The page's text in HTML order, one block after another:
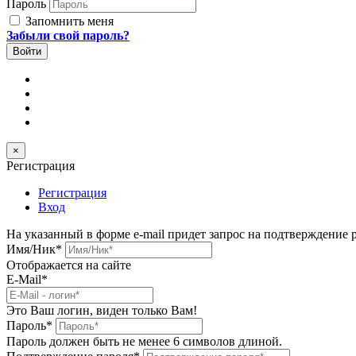
Пароль
Запомнить меня
Забыли свой пароль?
×
Регистрация
Регистрация
Вход
На указанный в форме e-mail придет запрос на подтверждение
Имя/Ник*
Отображается на сайте
E-Mail*
Это Ваш логин, виден только Вам!
Пароль*
Пароль должен быть не менее 6 символов длиной.